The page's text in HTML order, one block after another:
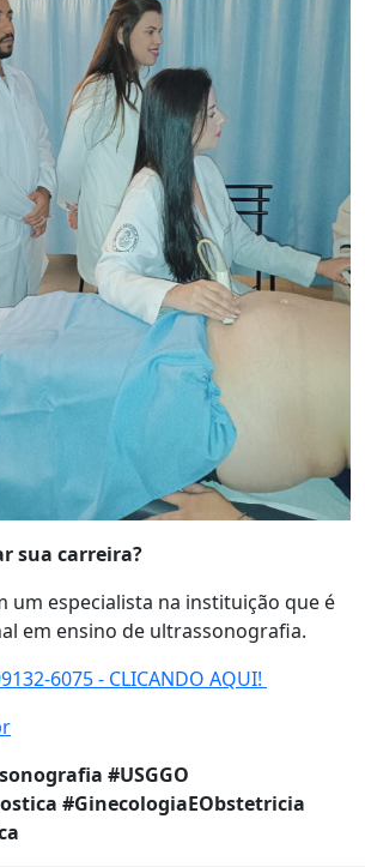
sua carreira?
um especialista na instituição que é
em ensino de ultrassonografia.
6075 - CLICANDO AQUI!
#USGGO
#GinecologiaEObstetricia